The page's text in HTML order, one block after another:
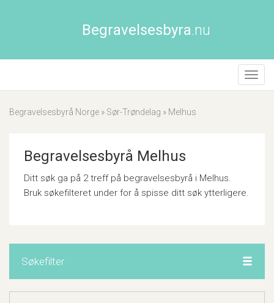
Begravelsesbyra.nu
Begravelsesbyrå Norge » Sør-Trøndelag » Melhus
Begravelsesbyrå Melhus
Ditt søk ga på 2 treff på begravelsesbyrå i Melhus.
Bruk søkefilteret under for å spisse ditt søk ytterligere.
Søkefilter